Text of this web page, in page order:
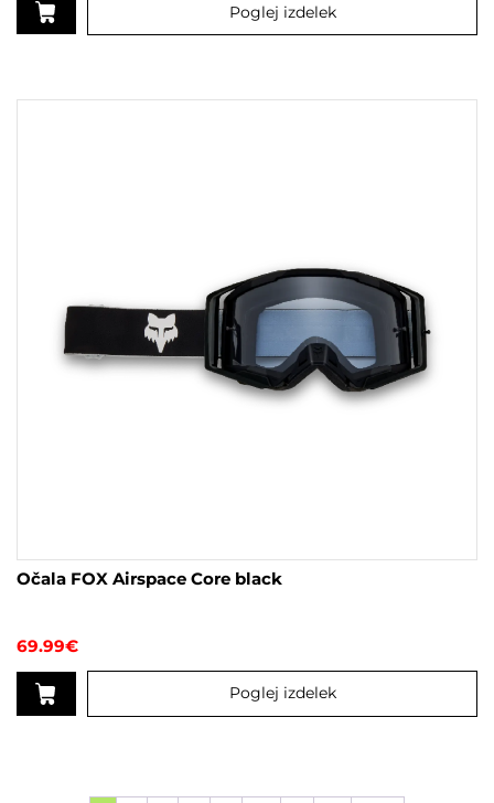
Poglej izdelek
Očala FOX Airspace Core black
69.99€
Poglej izdelek